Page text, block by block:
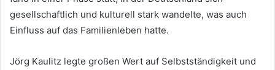
gesellschaftlich und kulturell stark wandelte, was auch
Einfluss auf das Familienleben hatte.
Jörg Kaulitz legte großen Wert auf Selbstständigkeit und